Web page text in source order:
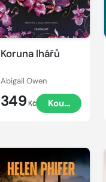
Koruna lhářů
Abigail Owen
349 Kč Koupit